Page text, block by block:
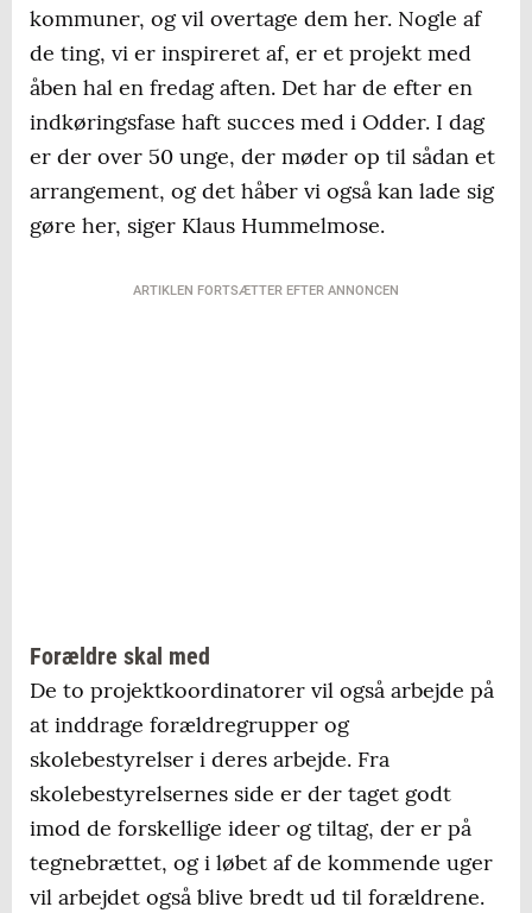
kommuner, og vil overtage dem her. Nogle af
de ting, vi er inspireret af, er et projekt med
åben hal en fredag aften. Det har de efter en
indkøringsfase haft succes med i Odder. I dag
er der over 50 unge, der møder op til sådan et
arrangement, og det håber vi også kan lade sig
gøre her, siger Klaus Hummelmose.
ARTIKLEN FORTSÆTTER EFTER ANNONCEN
Forældre skal med
De to projektkoordinatorer vil også arbejde på
at inddrage forældregrupper og
skolebestyrelser i deres arbejde. Fra
skolebestyrelsernes side er der taget godt
imod de forskellige ideer og tiltag, der er på
tegnebrættet, og i løbet af de kommende uger
vil arbejdet også blive bredt ud til forældrene.